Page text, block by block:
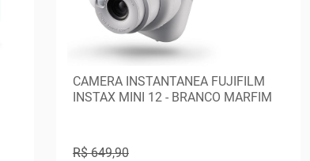
CAMERA INSTANTANEA FUJIFILM
INSTAX MINI 12 - BRANCO MARFIM
R$ 649,90